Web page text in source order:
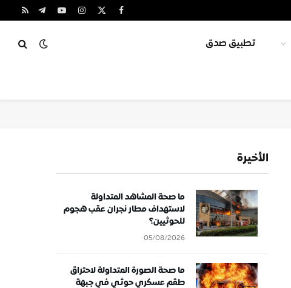
فيسبوك
X
الانستغراميوتيوبتيلقرامRSS
تطبيق صدق
الأخيرة
ما صحة المشاهد المتداولة
لاستهداف مطار نجران عقب هجوم
للحوثيين؟
05/08/2026
ما صحة الصورة المتداولة لاحتراق
طقم عسكري حوثي في جبهة